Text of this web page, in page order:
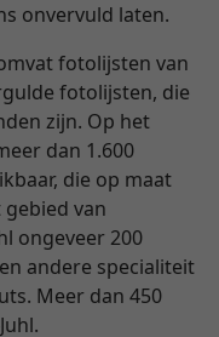
onvervuld laten.
fotolijsten van
fotolijsten, die
zijn. Op het
dan 1.600
die op maat
van
ongeveer 200
andere specialiteit
Meer dan 450